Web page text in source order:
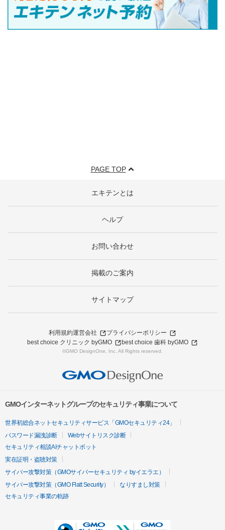
PAGE TOP
エキテンとは
ヘルプ
お問い合わせ
掲載のご案内
サイトマップ
利用規約運営会社
プライバシーポリシー
best choice クリニック byGMO
best choice 歯科 byGMO
©GMO DesignOne, Inc. All Rights reserved.
GMOインターネットグループのセキュリティ事業について
世界初総合ネットセキュリティサービス「GMOセキュリティ24」
パスワード漏洩診断
Webサイトリスク診断
セキュリティ相談AIチャットボット
実在証明・盗聴対策
サイバー攻撃対策（GMOサイバーセキュリティ byイエラエ）
サイバー攻撃対策（GMO Flatt Security）
なりすまし対策
セキュリティ事業の軌跡